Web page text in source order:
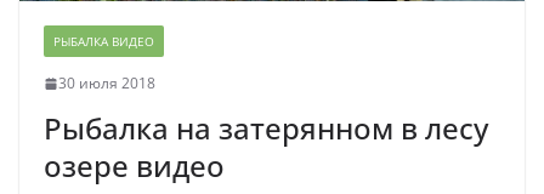
РЫБАЛКА ВИДЕО
30 июля 2018
Рыбалка на затерянном в лесу
озере видео